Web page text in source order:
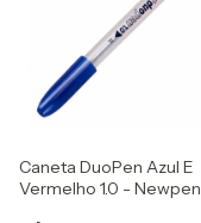
Caneta DuoPen Azul E
Vermelho 1.0 - Newpen